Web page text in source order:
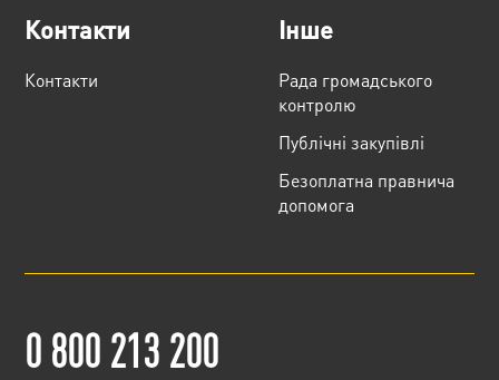
Контакти
Контакти
Інше
Рада громадського
контролю
Публічні закупівлі
Безоплатна правнича
допомога
0 800 213 200